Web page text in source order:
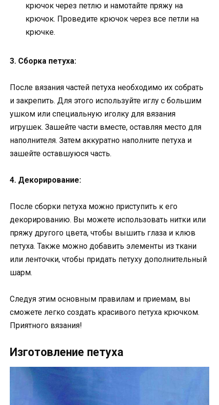
крючок через петлю и намотайте пряжу на
крючок. Проведите крючок через все петли на
крючке.
3. Сборка петуха:
После вязания частей петуха необходимо их собрать
и закрепить. Для этого используйте иглу с большим
ушком или специальную иголку для вязания
игрушек. Зашейте части вместе, оставляя место для
наполнителя. Затем аккуратно наполните петуха и
зашейте оставшуюся часть.
4. Декорирование:
После сборки петуха можно приступить к его
декорированию. Вы можете использовать нитки или
пряжу другого цвета, чтобы вышить глаза и клюв
петуха. Также можно добавить элементы из ткани
или ленточки, чтобы придать петуху дополнительный
шарм.
Следуя этим основным правилам и приемам, вы
сможете легко создать красивого петуха крючком.
Приятного вязания!
Изготовление петуха